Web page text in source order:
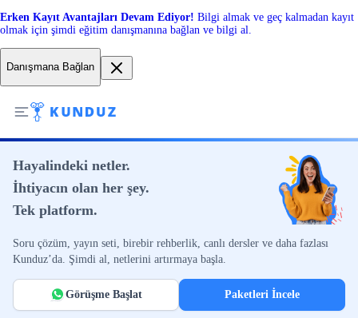
Erken Kayıt Avantajları Devam Ediyor! Bilgi almak ve geç kalmadan kayıt
olmak için şimdi eğitim danışmanına bağlan ve bilgi al.
Danışmana Bağlan
Hayalindeki netler.
İhtiyacın olan her şey.
Tek platform.
Soru çözüm, yayın seti, birebir rehberlik, canlı dersler ve daha fazlası
Kunduz’da. Şimdi al, netlerini artırmaya başla.
Görüşme Başlat Paketleri İncele